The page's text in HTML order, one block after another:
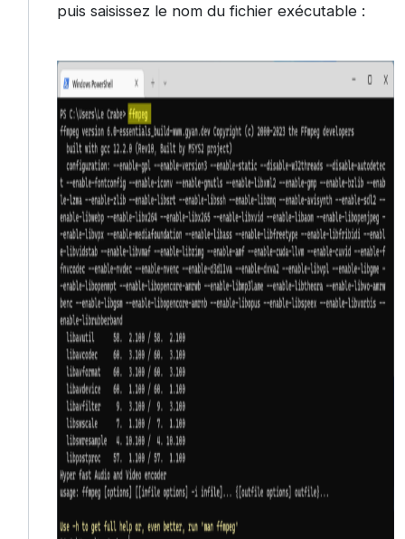
puis saisissez le nom du fichier exécutable :